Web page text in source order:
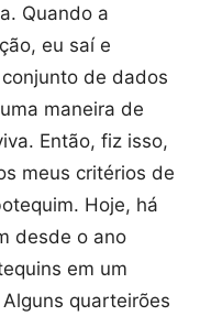
Quando a
eu saí e
de dados
maneira de
Então, fiz isso,
meus critérios de
Hoje, há
desde o ano
em um
quarteirões